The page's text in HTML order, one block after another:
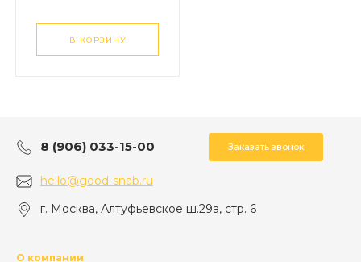
В КОРЗИНУ
8 (906) 033-15-00 Заказать звонок
hello@good-snab.ru
г. Москва, Алтуфьевское ш.29а, стр. 6
О компании